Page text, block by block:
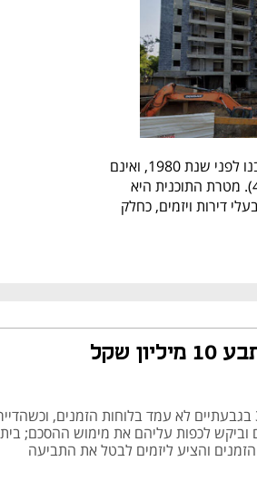
במקרה של רעידת אדמה. התוכנית נולדה בעקבות המלצות ועדות מקצועיות, שבחנו את
רמת הסיכון של מבנים שנבנו לפני 1980 ונמצאו בלתי עמידים בפני תרחישי רעידות
החיים לדיירים, תוך עידוד יזמים לקחת חלק פעיל בתהליך. בכך הפכה תמ"א 38 לכלי
הארץ.
יזם התחדשות עירונית תבע 10 מיליון שקל
יזם שהתחייב לקדם פרויקט תמ"א 38 בגבעתיים לא עמד בלוחות הזמנים,
לכפות עליהם את מימוש ההסכם; בית
והציע ליזמים לבטל את התביעה